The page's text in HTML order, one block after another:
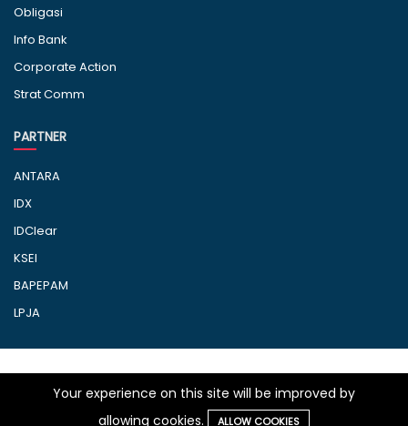
Obligasi
Info Bank
Corporate Action
Strat Comm
PARTNER
ANTARA
IDX
IDClear
KSEI
BAPEPAM
LPJA
© 2010-2025 IMQ - LBKN ANTARA. All right reserved.
Your experience on this site will be improved by
allowing cookies.
ALLOW COOKIES